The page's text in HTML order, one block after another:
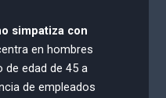
simpatiza con
en hombres
de edad de 45 a
de empleados